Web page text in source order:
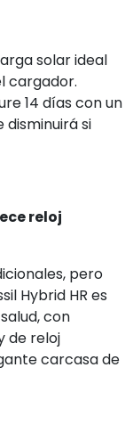
solar ideal
cargador.
14 días con un
si
reloj
pero
Hybrid HR es
con
de reloj
carcasa de